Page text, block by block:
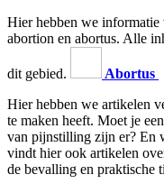
Hier hebben we informatie
abortion en abortus. Alle
dit gebied.
Abortus
Hier hebben we artikelen
te maken heeft. Moet je
van pijnstilling zijn er? En
vindt hier ook artikelen
de bevalling en praktische